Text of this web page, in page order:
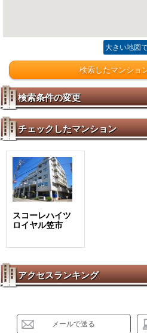
大きい地図
検索したマンショ
検索条件の変更
チェックしたマンション
スコーレハイツ
ロイヤル笠市
アクセスランキング
メールで送る